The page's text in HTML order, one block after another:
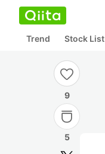
Trend Stock List
9
5